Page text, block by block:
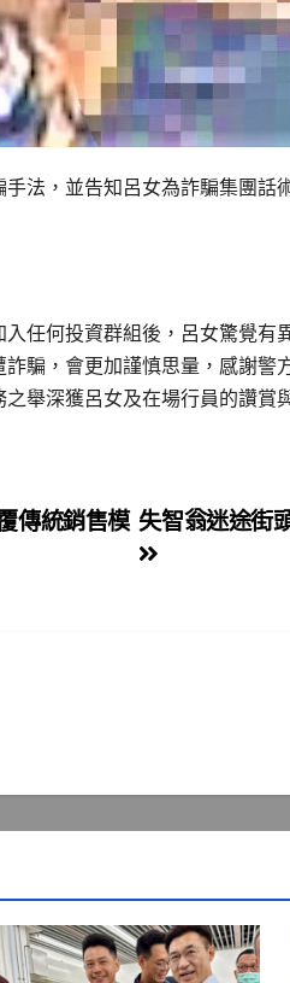
法，並告知呂女為詐騙集團話
任何投資群組後，呂女驚覺有
騙，會更加謹慎思量，感謝警
舉深獲呂女及在場行員的讚賞
失智翁迷途街
傳統銷售模